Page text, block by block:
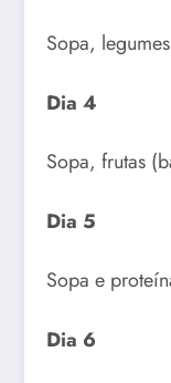
Sopa,
Dia 4
Sopa, frutas
Dia 5
Sopa e
Dia 6